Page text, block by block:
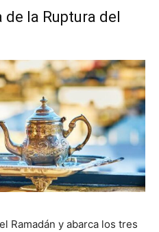
de la Ruptura del
Ramadán y abarca los tres